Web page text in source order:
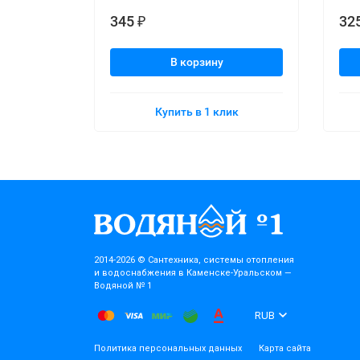
345 ₽
В корзину
Купить в 1 клик
2014-2026 © Cантехника, системы отопления
и водоснабжения в Каменске-Уральском —
Водяной № 1
RUB
Политика персональных данных Карта сайта